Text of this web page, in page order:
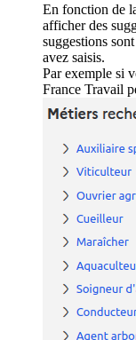
En fonction de
afficher des
suggestions
avez saisis.
Par exemple si
France Travail